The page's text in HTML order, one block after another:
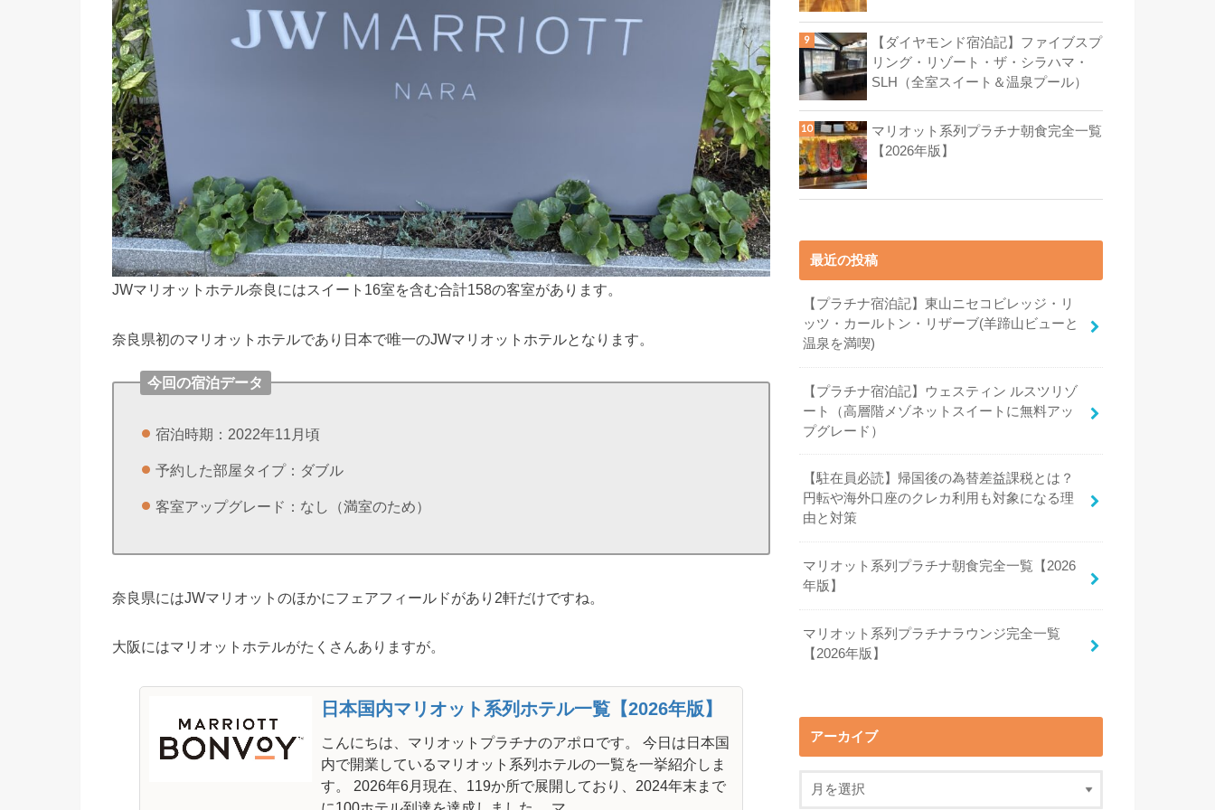
JWマリオットホテル奈良にはスイート16室を含む合計158の客室があります。
奈良県初のマリオットホテルであり日本で唯一のJWマリオットホテルとなります。
今回の宿泊データ
宿泊時期：2022年11月頃
予約した部屋タイプ：ダブル
客室アップグレード：なし（満室のため）
奈良県にはJWマリオットのほかにフェアフィールドがあり2軒だけですね。
大阪にはマリオットホテルがたくさんありますが。
日本国内マリオット系列ホテル一覧【2026年版】
こんにちは、マリオットプラチナのアポロです。 今日は日本国
内で開業しているマリオット系列ホテルの一覧を一挙紹介しま
す。 2026年6月現在、119か所で展開しており、2024年末まで
【ダイヤモンド宿泊記】ファイブスプ
リング・リゾート・ザ・シラハマ・
SLH（全室スイート＆温泉プール）
マリオット系列プラチナ朝食完全一覧
【2026年版】
最近の投稿
【プラチナ宿泊記】東山ニセコビレッジ・リ
ッツ・カールトン・リザーブ(羊蹄山ビューと
温泉を満喫)
【プラチナ宿泊記】ウェスティン ルスツリゾ
ート（高層階メゾネットスイートに無料アッ
プグレード）
【駐在員必読】帰国後の為替差益課税とは？
円転や海外口座のクレカ利用も対象になる理
由と対策
マリオット系列プラチナ朝食完全一覧【2026
年版】
マリオット系列プラチナラウンジ完全一覧
【2026年版】
アーカイブ